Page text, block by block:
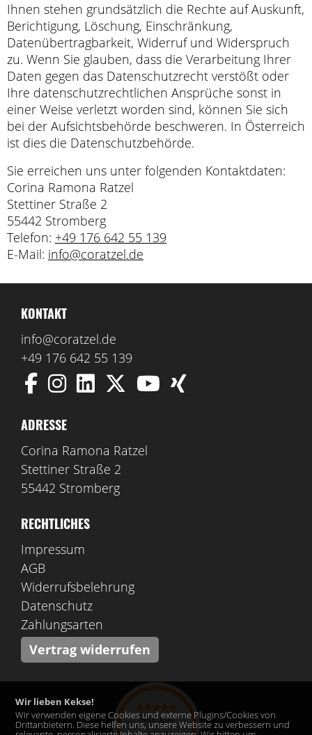
Ihnen stehen grundsätzlich die Rechte auf Auskunft,
Berichtigung, Löschung, Einschränkung,
Datenübertragbarkeit, Widerruf und Widerspruch
zu. Wenn Sie glauben, dass die Verarbeitung Ihrer
Daten gegen das Datenschutzrecht verstößt oder
Ihre datenschutzrechtlichen Ansprüche sonst in
einer Weise verletzt worden sind, können Sie sich
bei der Aufsichtsbehörde beschweren. In Österreich
ist dies die Datenschutzbehörde.
Sie erreichen uns unter folgenden Kontaktdaten:
Corina Ramona Ratzel
Stettiner Straße 2
55442 Stromberg
Telefon: +49 176 642 55 139
E-Mail: info@coratzel.de
KONTAKT
info@coratzel.de
+49 176 642 55 139
ADRESSE
Corina Ramona Ratzel
Stettiner Straße 2
55442 Stromberg
RECHTLICHES
Impressum
AGB
Widerrufsbelehrung
Datenschutz
Zahlungsarten
Vertrag widerrufen
Sehr gut
Wir lieben Kekse!
Wir verwenden eigene Cookies und externe Plugins/Cookies von
Drittanbietern. Diese helfen uns, unsere Website zu verbessern und